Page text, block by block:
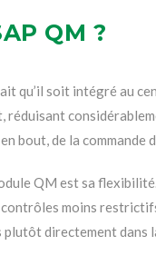
QM ?
qu’il soit intégré au
de la commande
QM est sa
moins
directement dans